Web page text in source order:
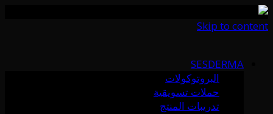
Skip to content
SESDERMA
البروتوكولات
حملات تسويقية
تدريبات المنتج